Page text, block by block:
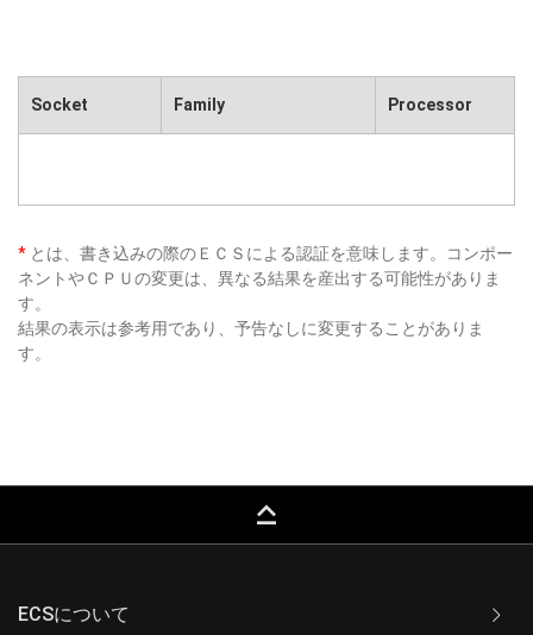
Socket Family Processor
* とは、書き込みの際のＥＣＳによる認証を意味します。コンポー
ネントやＣＰＵの変更は、異なる結果を産出する可能性がありま
す。
結果の表示は参考用であり、予告なしに変更することがありま
す。
keyboard_capslock
ECSについて